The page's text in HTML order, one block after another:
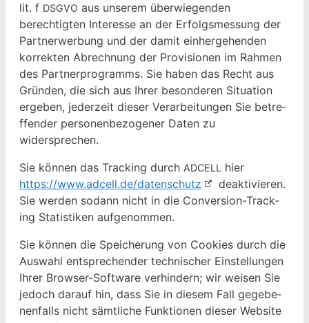
lit. f DSGVO aus unserem über­wiegen­den
berechtigten Inter­esse an der Erfol­gsmes­sung der
Part­ner­wer­bung und der damit ein­herge­hen­den
kor­rek­ten Abrech­nung der Pro­vi­sio­nen im Rah­men
des Part­ner­pro­gramms. Sie haben das Recht aus
Grün­den, die sich aus Ihrer beson­deren Sit­u­a­tion
ergeben, jed­erzeit dieser Ver­ar­beitun­gen Sie betr­e­
f­fend­er per­so­n­en­be­zo­gen­er Dat­en zu
widersprechen.
Sie kön­nen das Track­ing durch ADCELL
hier
https://www.adcell.de/datenschutz
deak­tivieren.
Sie wer­den sodann nicht in die Con­ver­sion-Track­
ing Sta­tis­tiken aufgenommen.
Sie kön­nen die Spe­icherung von Cook­ies durch die
Auswahl entsprechen­der tech­nis­ch­er Ein­stel­lun­gen
Ihrer Brows­er-Soft­ware ver­hin­dern; wir weisen Sie
jedoch darauf hin, dass Sie in diesem Fall gegebe­
nen­falls nicht sämtliche Funk­tio­nen dieser Web­site